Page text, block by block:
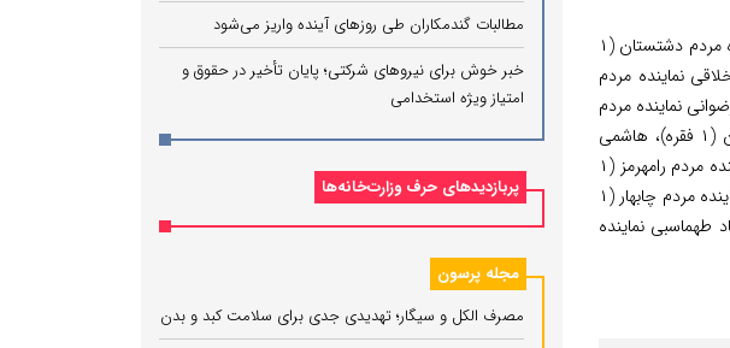
بر اساس این گزارش، این سوالات از سوی مجتبی رحماندوست نماینده مردم تهران (۱ فقره)، ابراهیم رضایی نماینده مردم دشتستان (۱
نماینده مردم سلماس (۱ فقره)، حسنعلی اخلاقی نماینده مردم
احمد مرادی نماینده مردم بندرعباس (۲ فقره)، بهنام رضوانی نماینده مردم
کلیبر (۱ فقره)، محمود طاهری نماینده مردم شبستر (۱ فقره)، غلامحسین زارعی نماینده مردم دشتی و تنگستان (۱ فقره)، هاشمی
نخل‌ابراهیمی نماینده مردم میناب (۱ فقره)، رستگار یوسفی نماینده مردم کرمانشاه (۱ فقره)، امیرحسین نظری نماینده مردم رامهرمز (۱
فقره)، علی بابایی‌کارنامی نماینده مردم ساری (۱ فقره)، علی‌اکبر علیزاده نماینده مردم دامغان (۳ فقره)، بجارزهی نماینده مردم چابهار (۱
فقره)، سید محمد پاکمهر نماینده مردم بجنورد (۵ فقره)، فرهاد طهماسبی نماینده
مطالبات گندمکاران طی روزهای آینده واریز می‌شود
خبر خوش برای نیروهای شرکتی؛ پایان تأخیر در حقوق و
امتیاز ویژه استخدامی
پربازدیدهای حرف وزارت‌خانه‌ها
مجله پرسون
مصرف الکل و سیگار؛ تهدیدی جدی برای سلامت کبد و بدن